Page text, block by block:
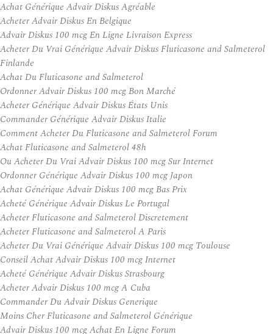
Achat Générique Advair Diskus Agréable
Acheter Advair Diskus En Belgique
Advair Diskus 100 mcg En Ligne Livraison Express
Acheter Du Vrai Générique Advair Diskus Fluticasone and Salmeterol
Finlande
Achat Du Fluticasone and Salmeterol
Ordonner Advair Diskus 100 mcg Bon Marché
Acheter Générique Advair Diskus États Unis
Commander Générique Advair Diskus Italie
Comment Acheter Du Fluticasone and Salmeterol Forum
Achat Fluticasone and Salmeterol 48h
Ou Acheter Du Vrai Advair Diskus 100 mcg Sur Internet
Ordonner Générique Advair Diskus 100 mcg Japon
Achat Générique Advair Diskus 100 mcg Bas Prix
Acheté Générique Advair Diskus Le Portugal
Acheter Fluticasone and Salmeterol Discretement
Acheter Fluticasone and Salmeterol A Paris
Acheter Du Vrai Générique Advair Diskus 100 mcg Toulouse
Conseil Achat Advair Diskus 100 mcg Internet
Acheté Générique Advair Diskus Strasbourg
Acheter Advair Diskus 100 mcg A Cuba
Commander Du Advair Diskus Generique
Moins Cher Fluticasone and Salmeterol Générique
Advair Diskus 100 mcg Achat En Ligne Forum